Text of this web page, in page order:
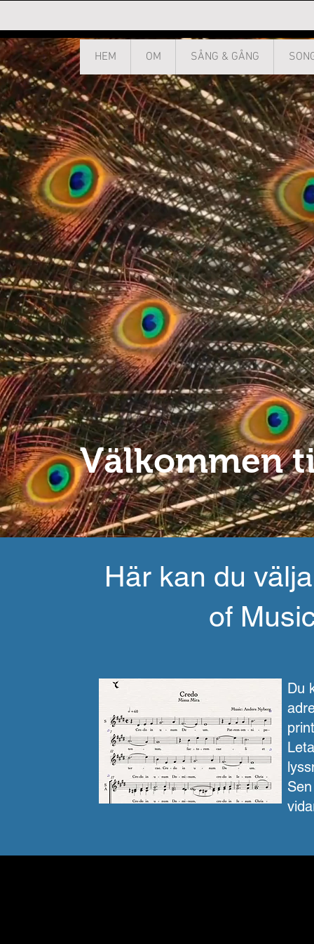
HEM OM SÅNG & GÅNG
Välkommen
Här kan du
of
Du